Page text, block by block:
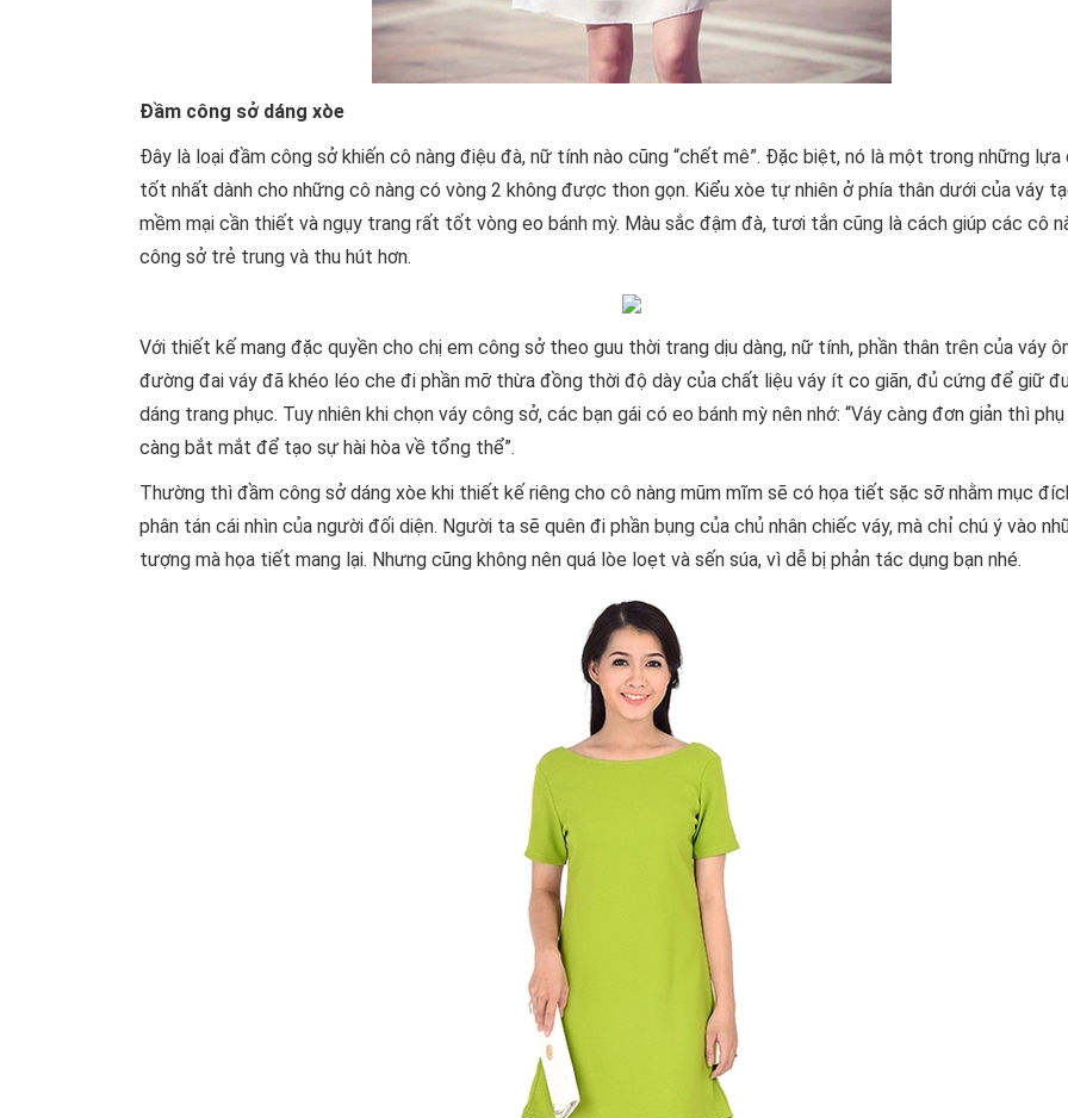
Đầm công sở dáng xòe
Đây là loại đầm công sở khiến cô nàng điệu đà, nữ tính nào cũng “chết mê”. Đặc biệt, nó là một trong những lựa
tốt nhất dành cho những cô nàng có vòng 2 không được thon gọn. Kiểu xòe tự nhiên ở phía thân dưới của váy
mềm mại cần thiết và ngụy trang rất tốt vòng eo bánh mỳ. Màu sắc đậm đà, tươi tắn cũng là cách giúp các cô
công sở trẻ trung và thu hút hơn.
Với thiết kế mang đặc quyền cho chị em công sở theo guu thời trang dịu dàng, nữ tính, phần thân trên của váy
đường đai váy đã khéo léo che đi phần mỡ thừa đồng thời độ dày của chất liệu váy ít co giãn, đủ cứng để giữ
dáng trang phục. Tuy nhiên khi chọn váy công sở, các bạn gái có eo bánh mỳ nên nhớ: “Váy càng đơn giản thì
càng bắt mắt để tạo sự hài hòa về tổng thể”.
Thường thì đầm công sở dáng xòe khi thiết kế riêng cho cô nàng mũm mĩm sẽ có họa tiết sặc sỡ nhằm mục
phân tán cái nhìn của người đối diện. Người ta sẽ quên đi phần bụng của chủ nhân chiếc váy, mà chỉ chú ý vào
tượng mà họa tiết mang lại. Nhưng cũng không nên quá lòe loẹt và sến súa, vì dễ bị phản tác dụng bạn nhé.